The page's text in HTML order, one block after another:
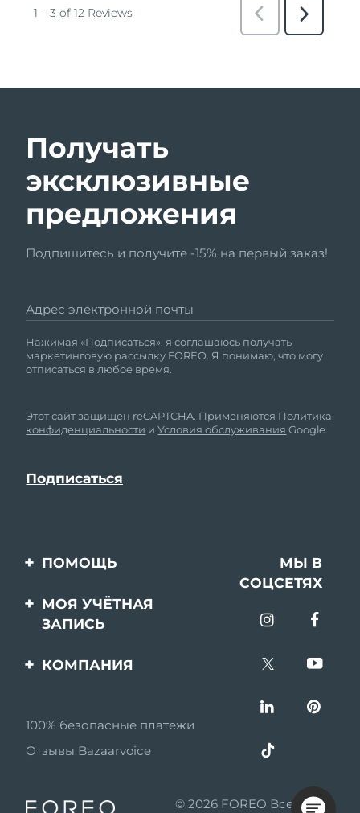
Получать
эксклюзивные
предложения
Подпишитесь и получите -15% на первый заказ!
Адрес электронной почты
Нажимая «Подписаться», я соглашаюсь получать
маркетинговую рассылку FOREO. Я понимаю, что могу
отписаться в любое время.
Этот сайт защищен reCAPTCHA. Применяются Политика
конфиденциальности иУсловия обслуживания Google.
ПОМОЩЬ
Свяжитесь с нами
Заказ и доставка
Гарантия и возврат
Информация о
МЫ В
СОЦСЕТЯХ
МОЯ УЧЁТНАЯ
ЗАПИСЬ
Регистрация продукта
КОМПАНИЯ
Партнерская
программа
MYSA
100% безопасные платежи
Отзывы Bazaarvoice
© 2026 FOREO Все права